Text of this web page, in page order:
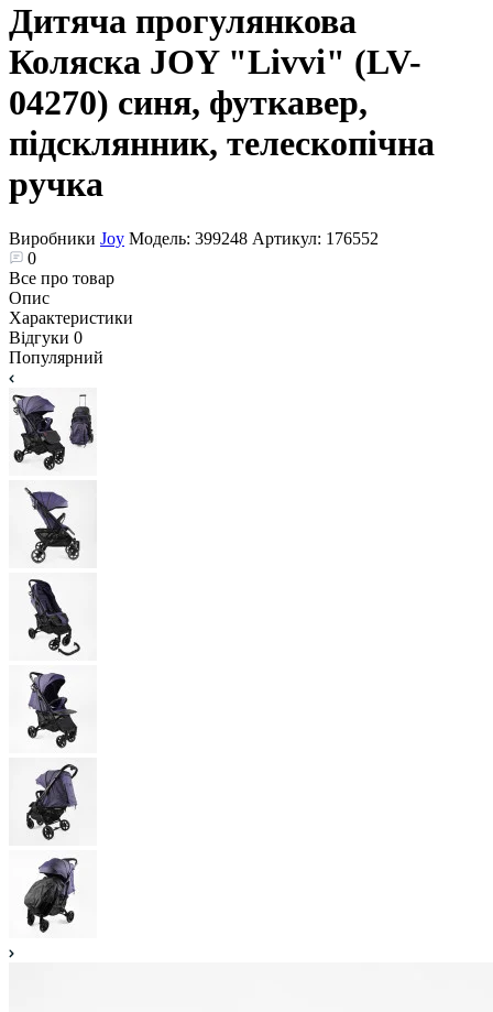
Дитяча прогулянкова
Коляска JOY "Livvi" (LV-
04270) синя, футкавер,
підсклянник, телескопічна
ручка
Виробники Joy Модель: 399248 Артикул: 176552
0
Все про товар
Опис
Характеристики
Відгуки 0
Популярний